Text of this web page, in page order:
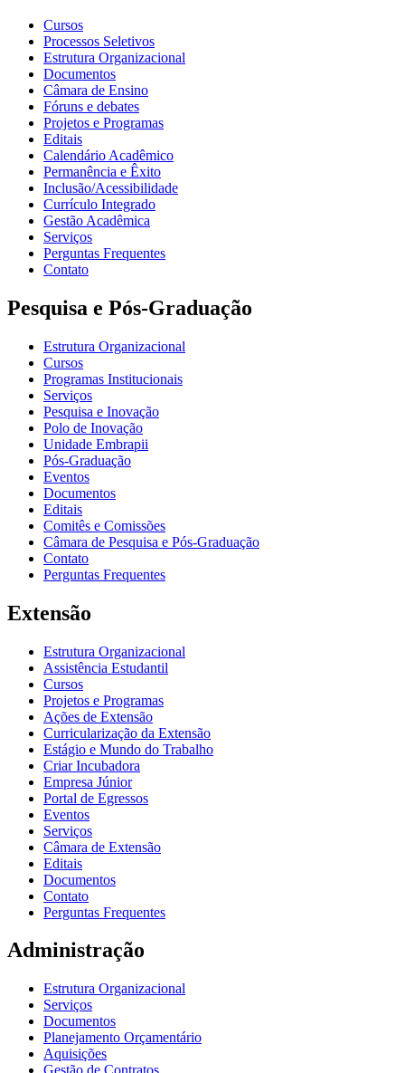
Cursos
Processos Seletivos
Estrutura Organizacional
Documentos
Câmara de Ensino
Fóruns e debates
Projetos e Programas
Editais
Calendário Acadêmico
Permanência e Êxito
Inclusão/Acessibilidade
Currículo Integrado
Gestão Acadêmica
Serviços
Perguntas Frequentes
Contato
Pesquisa e Pós-Graduação
Estrutura Organizacional
Cursos
Programas Institucionais
Serviços
Pesquisa e Inovação
Polo de Inovação
Unidade Embrapii
Pós-Graduação
Eventos
Documentos
Editais
Comitês e Comissões
Câmara de Pesquisa e Pós-Graduação
Contato
Perguntas Frequentes
Extensão
Estrutura Organizacional
Assistência Estudantil
Cursos
Projetos e Programas
Ações de Extensão
Curricularização da Extensão
Estágio e Mundo do Trabalho
Criar Incubadora
Empresa Júnior
Portal de Egressos
Eventos
Serviços
Câmara de Extensão
Editais
Documentos
Contato
Perguntas Frequentes
Administração
Estrutura Organizacional
Serviços
Documentos
Planejamento Orçamentário
Aquisições